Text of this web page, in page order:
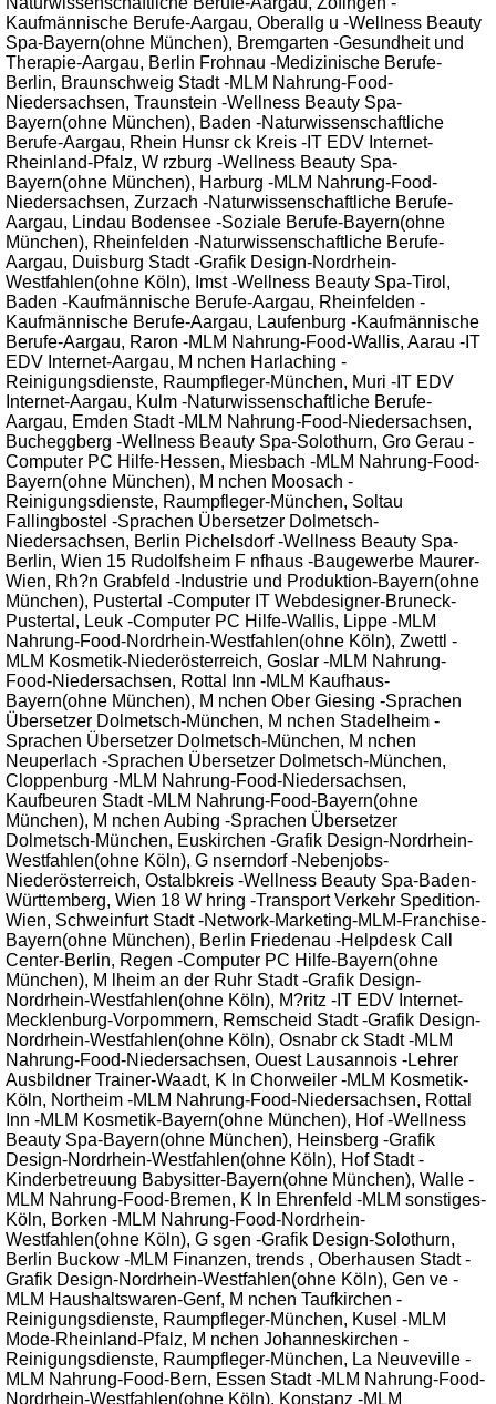
Kaufmännische Berufe-Aargau, Oberallg u -Wellness Beauty
Spa-Bayern(ohne München), Bremgarten -Gesundheit und
Therapie-Aargau, Berlin Frohnau -Medizinische Berufe-
Berlin, Braunschweig Stadt -MLM Nahrung-Food-
Niedersachsen, Traunstein -Wellness Beauty Spa-
Bayern(ohne München), Baden -Naturwissenschaftliche
Berufe-Aargau, Rhein Hunsr ck Kreis -IT EDV Internet-
Rheinland-Pfalz, W rzburg -Wellness Beauty Spa-
Bayern(ohne München), Harburg -MLM Nahrung-Food-
Niedersachsen, Zurzach -Naturwissenschaftliche Berufe-
Aargau, Lindau Bodensee -Soziale Berufe-Bayern(ohne
München), Rheinfelden -Naturwissenschaftliche Berufe-
Aargau, Duisburg Stadt -Grafik Design-Nordrhein-
Westfahlen(ohne Köln), Imst -Wellness Beauty Spa-Tirol,
Baden -Kaufmännische Berufe-Aargau, Rheinfelden -
Kaufmännische Berufe-Aargau, Laufenburg -Kaufmännische
Berufe-Aargau, Raron -MLM Nahrung-Food-Wallis, Aarau -IT
EDV Internet-Aargau, M nchen Harlaching -
Reinigungsdienste, Raumpfleger-München, Muri -IT EDV
Internet-Aargau, Kulm -Naturwissenschaftliche Berufe-
Aargau, Emden Stadt -MLM Nahrung-Food-Niedersachsen,
Bucheggberg -Wellness Beauty Spa-Solothurn, Gro Gerau -
Computer PC Hilfe-Hessen, Miesbach -MLM Nahrung-Food-
Bayern(ohne München), M nchen Moosach -
Reinigungsdienste, Raumpfleger-München, Soltau
Fallingbostel -Sprachen Übersetzer Dolmetsch-
Niedersachsen, Berlin Pichelsdorf -Wellness Beauty Spa-
Berlin, Wien 15 Rudolfsheim F nfhaus -Baugewerbe Maurer-
Wien, Rh?n Grabfeld -Industrie und Produktion-Bayern(ohne
München), Pustertal -Computer IT Webdesigner-Bruneck-
Pustertal, Leuk -Computer PC Hilfe-Wallis, Lippe -MLM
Nahrung-Food-Nordrhein-Westfahlen(ohne Köln), Zwettl -
MLM Kosmetik-Niederösterreich, Goslar -MLM Nahrung-
Food-Niedersachsen, Rottal Inn -MLM Kaufhaus-
Bayern(ohne München), M nchen Ober Giesing -Sprachen
Übersetzer Dolmetsch-München, M nchen Stadelheim -
Sprachen Übersetzer Dolmetsch-München, M nchen
Neuperlach -Sprachen Übersetzer Dolmetsch-München,
Cloppenburg -MLM Nahrung-Food-Niedersachsen,
Kaufbeuren Stadt -MLM Nahrung-Food-Bayern(ohne
München), M nchen Aubing -Sprachen Übersetzer
Dolmetsch-München, Euskirchen -Grafik Design-Nordrhein-
Westfahlen(ohne Köln), G nserndorf -Nebenjobs-
Niederösterreich, Ostalbkreis -Wellness Beauty Spa-Baden-
Württemberg, Wien 18 W hring -Transport Verkehr Spedition-
Wien, Schweinfurt Stadt -Network-Marketing-MLM-Franchise-
Bayern(ohne München), Berlin Friedenau -Helpdesk Call
Center-Berlin, Regen -Computer PC Hilfe-Bayern(ohne
München), M lheim an der Ruhr Stadt -Grafik Design-
Nordrhein-Westfahlen(ohne Köln), M?ritz -IT EDV Internet-
Mecklenburg-Vorpommern, Remscheid Stadt -Grafik Design-
Nordrhein-Westfahlen(ohne Köln), Osnabr ck Stadt -MLM
Nahrung-Food-Niedersachsen, Ouest Lausannois -Lehrer
Ausbildner Trainer-Waadt, K ln Chorweiler -MLM Kosmetik-
Köln, Northeim -MLM Nahrung-Food-Niedersachsen, Rottal
Inn -MLM Kosmetik-Bayern(ohne München), Hof -Wellness
Beauty Spa-Bayern(ohne München), Heinsberg -Grafik
Design-Nordrhein-Westfahlen(ohne Köln), Hof Stadt -
Kinderbetreuung Babysitter-Bayern(ohne München), Walle -
MLM Nahrung-Food-Bremen, K ln Ehrenfeld -MLM sonstiges-
Köln, Borken -MLM Nahrung-Food-Nordrhein-
Westfahlen(ohne Köln), G sgen -Grafik Design-Solothurn,
Berlin Buckow -MLM Finanzen, trends , Oberhausen Stadt -
Grafik Design-Nordrhein-Westfahlen(ohne Köln), Gen ve -
MLM Haushaltswaren-Genf, M nchen Taufkirchen -
Reinigungsdienste, Raumpfleger-München, Kusel -MLM
Mode-Rheinland-Pfalz, M nchen Johanneskirchen -
Reinigungsdienste, Raumpfleger-München, La Neuveville -
MLM Nahrung-Food-Bern, Essen Stadt -MLM Nahrung-Food-
Nordrhein-Westfahlen(ohne Köln), Konstanz -MLM